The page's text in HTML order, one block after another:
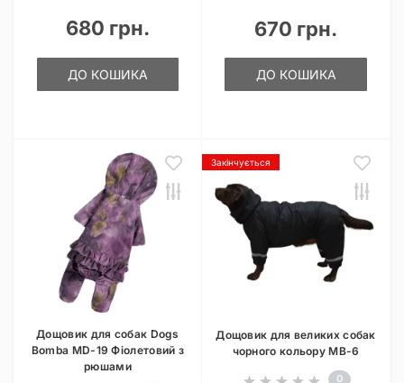
680 грн.
ДО КОШИКА
670 грн.
ДО КОШИКА
Дощовик для собак Dogs
Bomba MD-19 Фіолетовий з
рюшами
Закінчується
Дощовик для великих собак
чорного кольору MB-6
0